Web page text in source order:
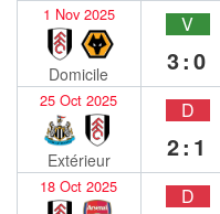
1 Nov 2025
Domicile
V
3:0
25 Oct 2025
Extérieur
D
2:1
18 Oct 2025 D